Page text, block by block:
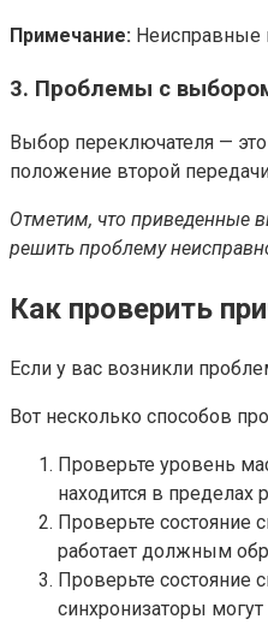
Примечание: Неисправные
3. Проблемы с
Выбор переключателя —
положение второй
Отметим, что приведенные
решить проблему
Как проверить
Если у вас возникли
Вот несколько способов
Проверьте уровень
находится в
Проверьте состояние
работает должным
Проверьте
синхронизаторы